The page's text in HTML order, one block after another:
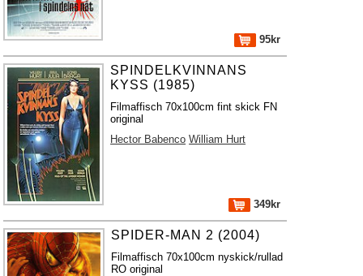
95kr
SPINDELKVINNANS
KYSS (1985)
Filmaffisch 70x100cm fint skick FN
original
Hector Babenco William Hurt
349kr
SPIDER-MAN 2 (2004)
Filmaffisch 70x100cm nyskick/rullad
RO original